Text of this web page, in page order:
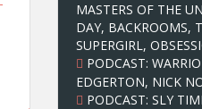
MASTERS OF THE
DAY, BACKROOMS,
SUPERGIRL,
PODCAST:
EDGERTON, NICK
PODCAST: SLY